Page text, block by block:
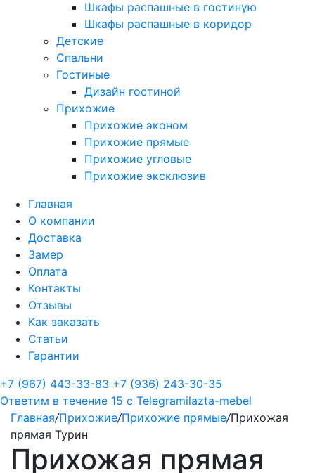
Шкафы распашные в гостиную
Шкафы распашные в коридор
Детские
Спальни
Гостиные
Дизайн гостиной
Прихожие
Прихожие эконом
Прихожие прямые
Прихожие угловые
Прихожие эксклюзив
Главная
О компании
Доставка
Замер
Оплата
Контакты
Отзывы
Как заказать
Статьи
Гарантии
+7 (967) 443-33-83 +7 (936) 243-30-35
Ответим в течение 15 с Telegramilazta-mebel
Главная/Прихожие/Прихожие прямые/Прихожая
прямая Турин
Прихожая прямая